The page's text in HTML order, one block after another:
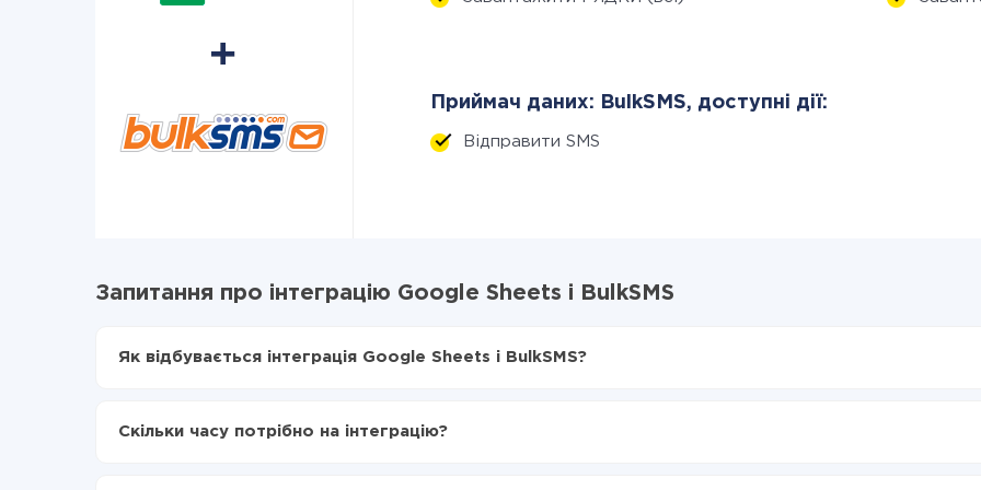
Приймач даних: BulkSMS, доступні дії:
Відправити SMS
Запитання про інтеграцію Google Sheets і BulkSMS
Як відбувається інтеграція Google Sheets і BulkSMS?
Включаєте автооновлення
Скільки часу потрібно на інтеграцію?